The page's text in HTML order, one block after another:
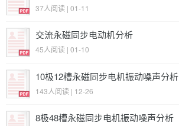
37人阅读 | 01-11
交流永磁同步电动机分析
45人阅读 | 01-10
10极12槽永磁同步电机振动噪声分析
143人阅读 | 12-26
8极48槽永磁同步电机振动噪声分析